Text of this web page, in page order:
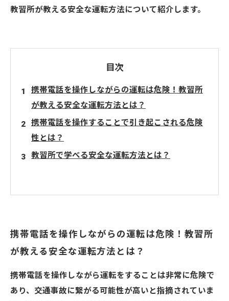
教習所が教える安全な運転方法について紹介します。
目次
携帯電話を操作しながらの運転は危険！教習所
が教える安全な運転方法とは？
携帯電話を操作することで引き起こされる危険
性とは？
教習所で学べる安全な運転方法とは？
携帯電話を操作しながらの運転は危険！教習所
が教える安全な運転方法とは？
携帯電話を操作しながら運転をすることは非常に危険で
あり、交通事故に繋がる可能性が高いと指摘されていま